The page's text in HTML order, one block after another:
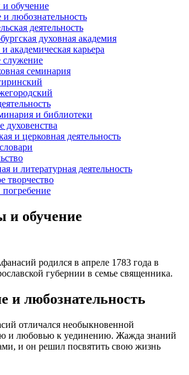
обучение
любознательность
деятельность
духовная академия
академическая карьера
служение
семинария
и библиотеки
духовенства
и церковная деятельность
и литературная деятельность
творчество
и обучение
родился в апреле 1783 года в
губернии в семье священника.
и любознательность
отличался необыкновенной
и любовью к уединению. Жажда знаний
и он решил посвятить свою жизнь